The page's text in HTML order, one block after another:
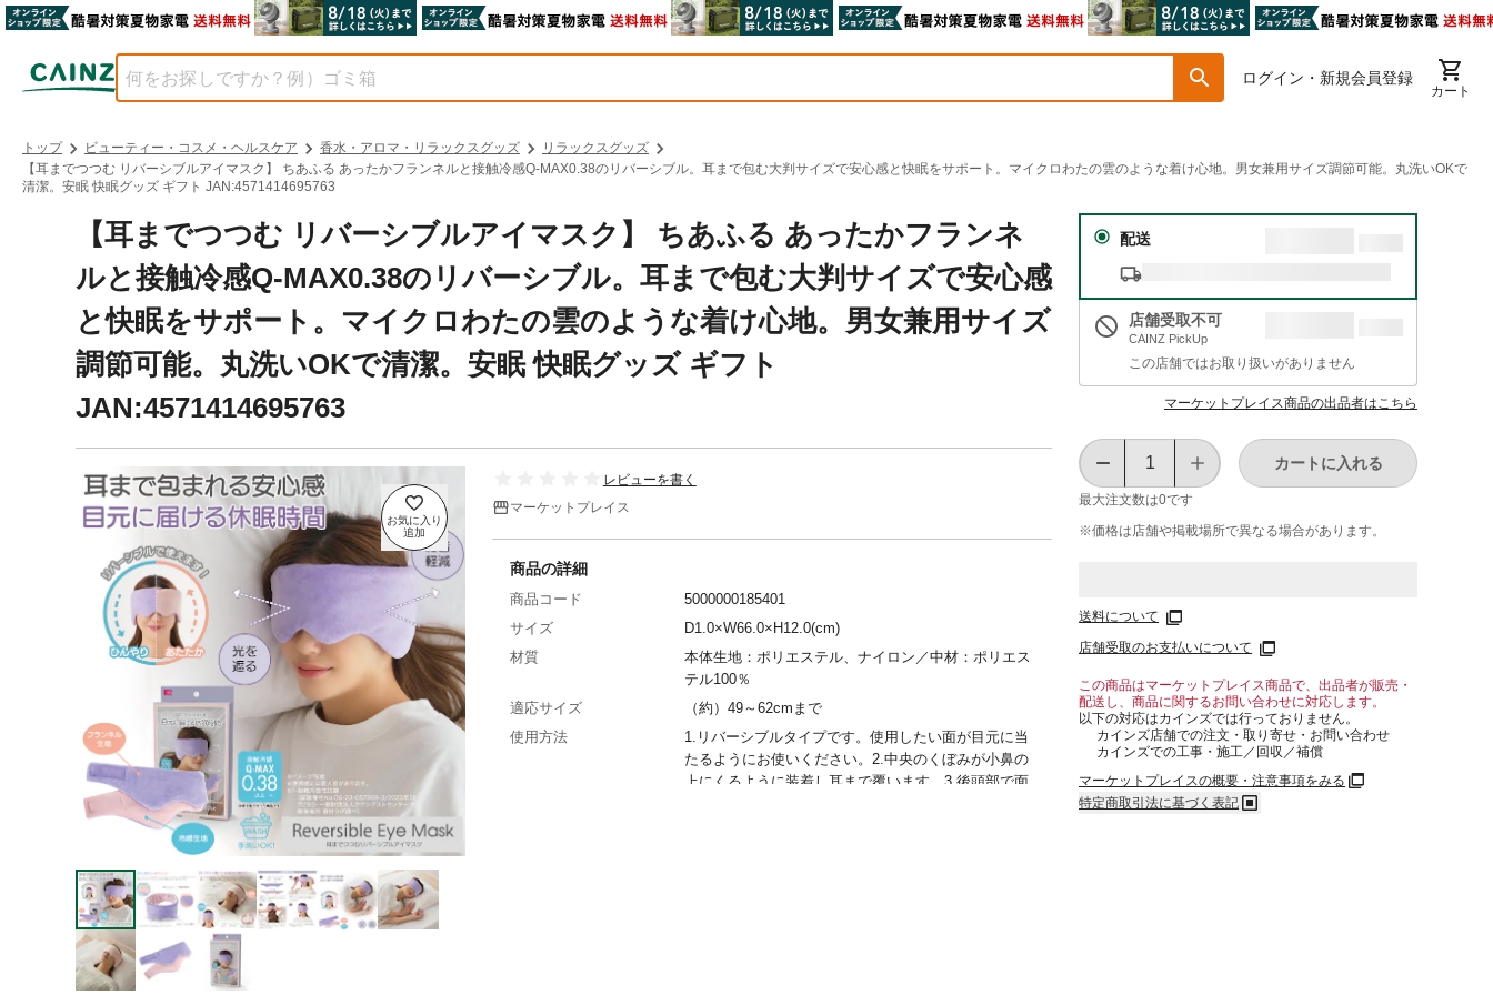
ログイン・新規会員登録
カート
トップ ビューティー・コスメ・ヘルスケア 香水・アロマ・リラックスグッズ
リラックスグッズ
【耳までつつむ リバーシブルアイマスク】 ちあふる あったかフランネルと接触冷感Q-MAX0.38のリバーシブル。耳まで包む大判サイズで安心感と快眠をサポート。マイクロわたの雲のような着け心地。男女兼用サイズ調節可能。丸洗いOKで
清潔。安眠 快眠グッズ ギフト JAN:4571414695763
【耳までつつむ リバーシブルアイマスク】 ちあふる あったかフランネ
ルと接触冷感Q-MAX0.38のリバーシブル。耳まで包む大判サイズで安心感
と快眠をサポート。マイクロわたの雲のような着け心地。男女兼用サイズ
調節可能。丸洗いOKで清潔。安眠 快眠グッズ ギフト
JAN:4571414695763
レビューを書く
マーケットプレイス
配送
店舗受取不可
CAINZ PickUp
この店舗ではお取り扱いがありません
マーケットプレイス商品の出品者はこちら
最大注文数は0です
カートに入れる
※価格は​店舗や​掲載場所で​異なる​場合が​あります。
送料について
店舗受取のお支払いについて
この商品はマーケットプレイス商品で、出品者が販売・
配送し、商品に関するお問い合わせに対応します。
以下の対応はカインズでは行っておりません。
カインズ店舗での注文・取り寄せ・お問い合わせ
カインズでの工事・施工／回収／補償
マーケットプレイスの概要・注意事項をみる
特定商取引法に基づく表記
商品の詳細
商品コード
5000000185401
サイズ
D1.0×W66.0×H12.0(cm)
材質
本体生地：ポリエステル、ナイロン／中材：ポリエス
テル100％
適応サイズ
（約）49～62cmまで
使用方法
1.リバーシブルタイプです。使用したい面が目元に当
たるようにお使いください。2.中央のくぼみが小鼻の
上にくるように装着し耳まで覆います。3.後頭部で面